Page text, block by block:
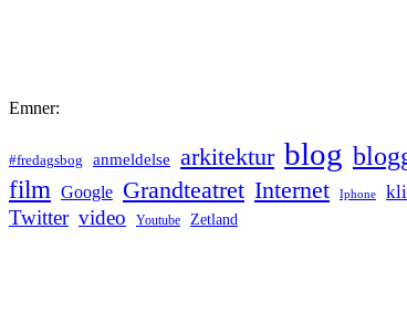
Emner:
#fredagsbog anmeldelse arkitektur blog
film Google Grandteatret Internet Iphone
Twitter video Youtube Zetland